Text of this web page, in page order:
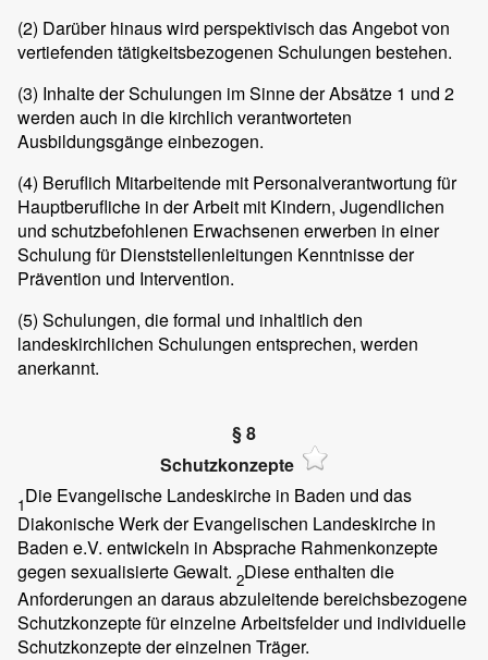
(2) Darüber hinaus wird perspektivisch das Angebot von
vertiefenden tätigkeitsbezogenen Schulungen bestehen.
(3) Inhalte der Schulungen im Sinne der Absätze 1 und 2
werden auch in die kirchlich verantworteten
Ausbildungsgänge einbezogen.
(4) Beruflich Mitarbeitende mit Personalverantwortung für
Hauptberufliche in der Arbeit mit Kindern, Jugendlichen
und schutzbefohlenen Erwachsenen erwerben in einer
Schulung für Dienststellenleitungen Kenntnisse der
Prävention und Intervention.
(5) Schulungen, die formal und inhaltlich den
landeskirchlichen Schulungen entsprechen, werden
anerkannt.
§ 8
Schutzkonzepte
1Die Evangelische Landeskirche in Baden und das
Diakonische Werk der Evangelischen Landeskirche in
Baden e.V. entwickeln in Absprache Rahmenkonzepte
gegen sexualisierte Gewalt. 2Diese enthalten die
Anforderungen an daraus abzuleitende bereichsbezogene
Schutzkonzepte für einzelne Arbeitsfelder und individuelle
Schutzkonzepte der einzelnen Träger.